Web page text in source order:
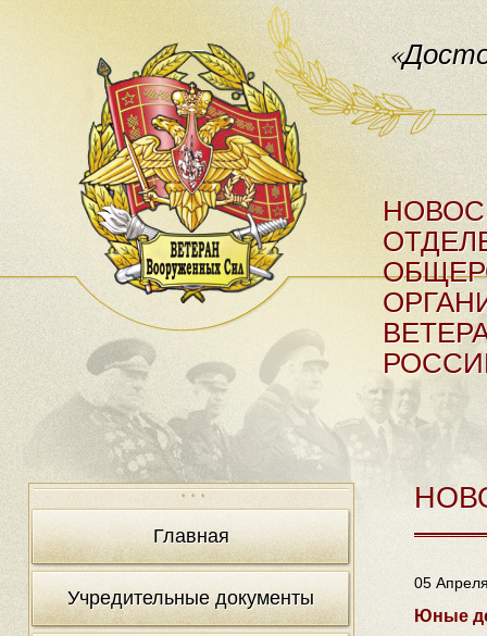
Главная
Учредительные документы
05
Юные